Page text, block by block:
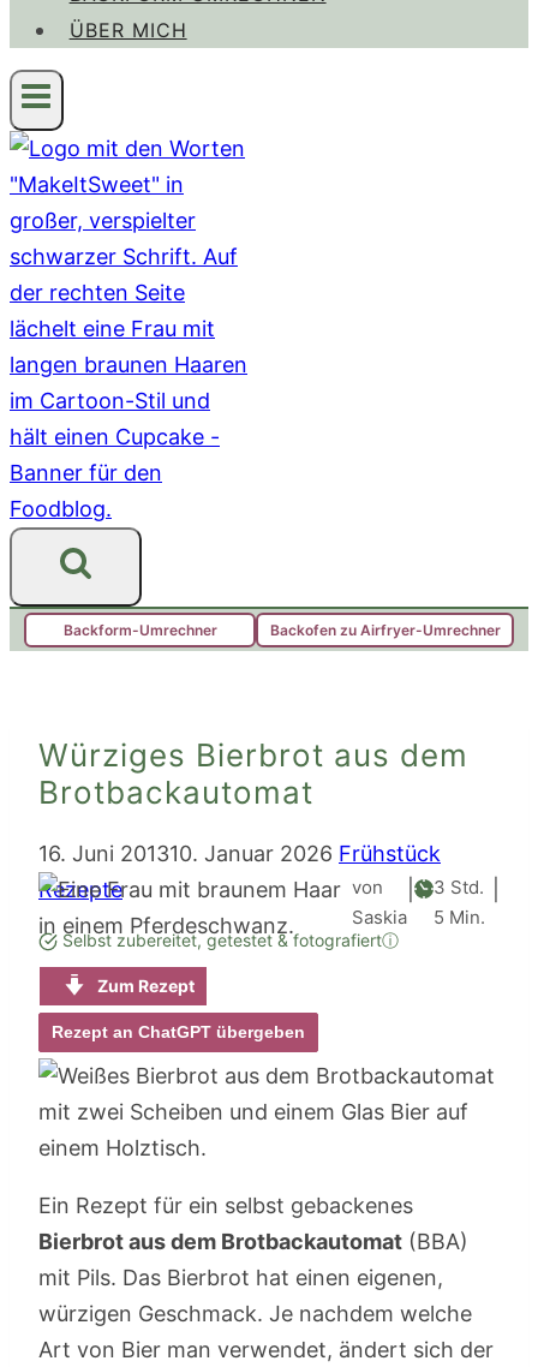
ÜBER MICH
Backform-Umrechner Backofen zu Airfryer-Umrechner
Würziges Bierbrot aus dem
Brotbackautomat
16. Juni 201310. Januar 2026 Frühstück
Rezepte
von
Saskia
3Stunden
Std.
5Minuten
Min.
Selbst zubereitet, getestet & fotografiertⓘ
Zum Rezept
Rezept an ChatGPT übergeben
Ein Rezept für ein selbst gebackenes
Bierbrot aus dem Brotbackautomat (BBA)
mit Pils. Das Bierbrot hat einen eigenen,
würzigen Geschmack. Je nachdem welche
Art von Bier man verwendet, ändert sich der